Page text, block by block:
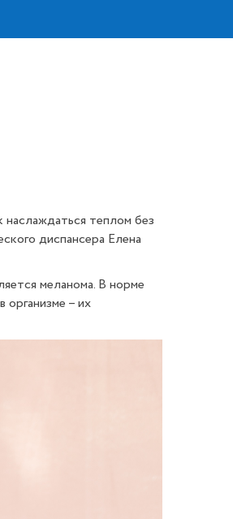
наслаждаться теплом без
диспансера Елена
меланома. В норме
– их